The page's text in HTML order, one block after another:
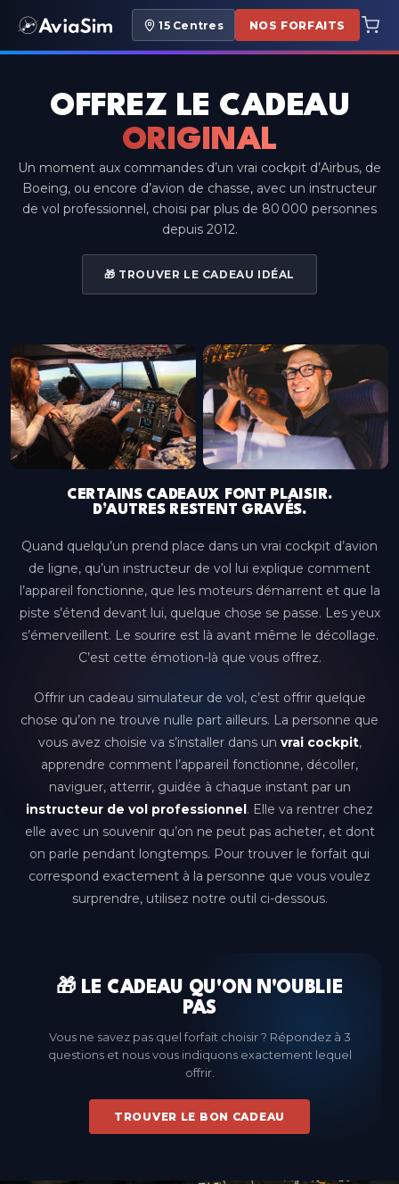
15Centres NOS FORFAITS
Aix-en-Provence
Bordeaux
Nouvelle-Aquitaine
Genève
Lille
Hauts-de-France
Metz
Grand Est
Montpellier
Provence-Alpes-Côte d'Azur
OFFREZ LE CADEAU
ORIGINAL
Un moment aux commandes d’un vrai cockpit d’Airbus, de
Boeing, ou encore d’avion de chasse, avec un instructeur
de vol professionnel, choisi par plus de 80 000 personnes
depuis 2012.
🎁 TROUVER LE CADEAU IDÉAL
CERTAINS CADEAUX FONT PLAISIR.
D’AUTRES RESTENT GRAVÉS.
Quand quelqu’un prend place dans un vrai cockpit d’avion
de ligne, qu’un instructeur de vol lui explique comment
l’appareil fonctionne, que les moteurs démarrent et que la
piste s’étend devant lui, quelque chose se passe. Les yeux
s’émerveillent. Le sourire est là avant même le décollage.
C’est cette émotion-là que vous offrez.
Offrir un cadeau simulateur de vol, c’est offrir quelque
chose qu’on ne trouve nulle part ailleurs. La personne que
vous avez choisie va s’installer dans un vrai cockpit,
apprendre comment l’appareil fonctionne, décoller,
naviguer, atterrir, guidée à chaque instant par un
instructeur de vol professionnel. Elle va rentrer chez
elle avec un souvenir qu’on ne peut pas acheter, et dont
on parle pendant longtemps. Pour trouver le forfait qui
correspond exactement à la personne que vous voulez
surprendre, utilisez notre outil ci-dessous.
🎁 LE CADEAU QU'ON N'OUBLIE
PAS
Vous ne savez pas quel forfait choisir ? Répondez à 3
questions et nous vous indiquons exactement lequel
offrir.
TROUVER LE BON CADEAU